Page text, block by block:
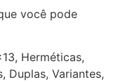
você pode
Herméticas,
Duplas, Variantes,